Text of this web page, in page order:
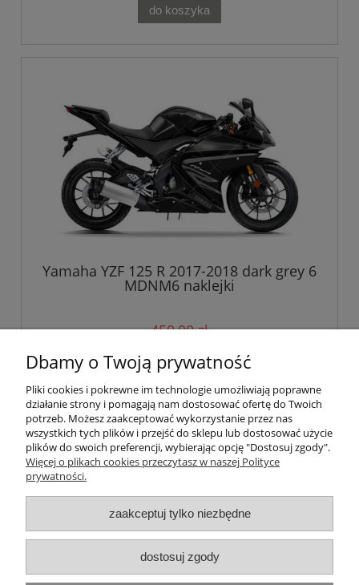
do koszyka
Yamaha YZF 125 R 2017-2018 dark grey 6
MDNM6 naklejki
450,00 zł
do koszyka
Pomoc
Płatności i dostawa
Informacje
Dbamy o Twoją prywatność
Pliki cookies i pokrewne im technologie umożliwiają poprawne
działanie strony i pomagają nam dostosować ofertę do Twoich
potrzeb. Możesz zaakceptować wykorzystanie przez nas
wszystkich tych plików i przejść do sklepu lub dostosować użycie
plików do swoich preferencji, wybierając opcję "Dostosuj zgody".
Więcej o plikach cookies przeczytasz w naszej Polityce
prywatności.
zaakceptuj tylko niezbędne
dostosuj zgody